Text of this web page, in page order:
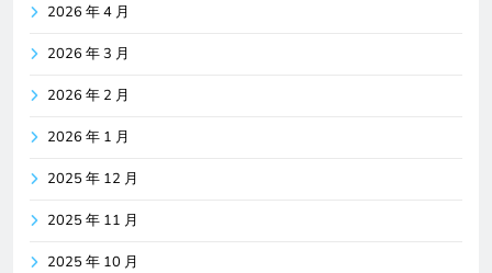
2026 年 4 月
2026 年 3 月
2026 年 2 月
2026 年 1 月
2025 年 12 月
2025 年 11 月
2025 年 10 月